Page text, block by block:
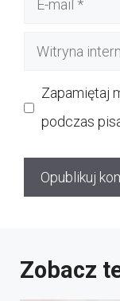
Witryna
Zapamiętaj
podczas
Zobacz